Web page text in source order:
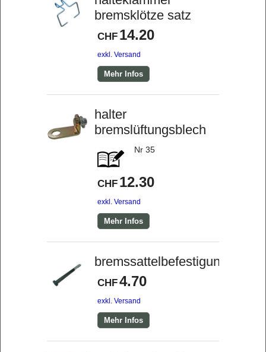
bremsklötze satz
CHF 14.20
exkl. Versand
Mehr Infos
halter
bremslüftungsblech
Nr 35
CHF 12.30
exkl. Versand
Mehr Infos
CHF4.70
exkl. Versand
Mehr Infos